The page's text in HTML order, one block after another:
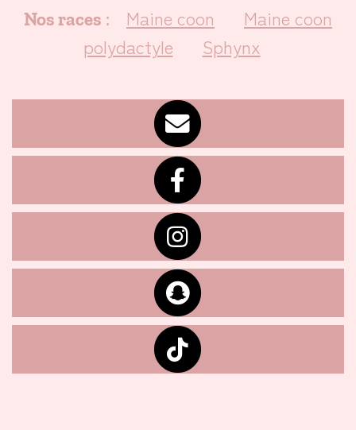
Nos races : Maine coon
Maine coon
polydactyle
Sphynx